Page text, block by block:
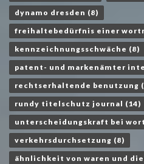
dynamo dresden (8)
freihaltebedürfnis einer
kennzeichnungsschwäche (8)
patent- und markenämter
rechtserhaltende benutzung
rundy titelschutz journal (14)
unterscheidungskraft bei
verkehrsdurchsetzung (8)
ähnlichkeit von waren und